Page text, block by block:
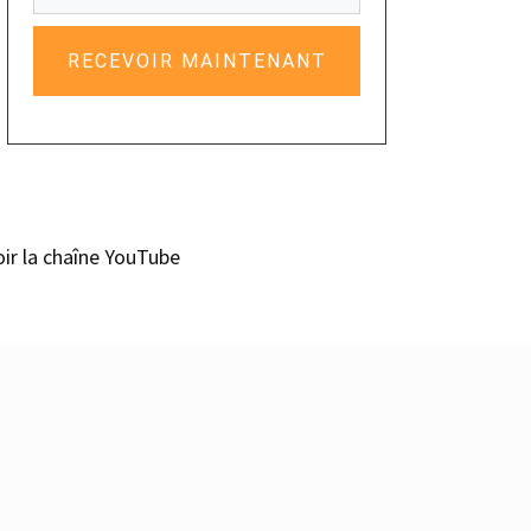
RECEVOIR MAINTENANT
la chaîne YouTube